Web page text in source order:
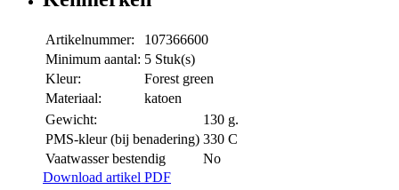
Artikelnummer:
107366600
Minimum aantal: 5 Stuk(s)
Kleur:
Forest green
Materiaal:
katoen
Gewicht:
130 g.
PMS-kleur (bij benadering) 330 C
Vaatwasser bestendig
No
Download artikel PDF